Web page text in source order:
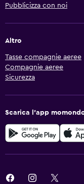
Pubblicizza con noi
Altro
Tasse compagnie aeree
Compagnie aeree
Sicurezza
Scarica l'app